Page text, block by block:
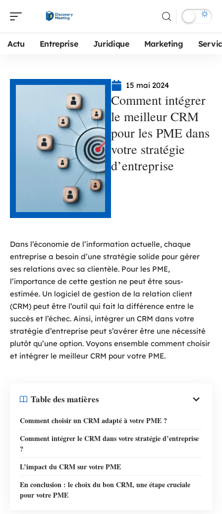
Actu Entreprise Juridique Marketing
15 mai 2024
Comment intégrer
le meilleur CRM
pour les PME dans
votre stratégie
d’entreprise
Dans l’économie de l’information actuelle, chaque
entreprise a besoin d’une stratégie solide pour gérer
ses relations avec sa clientèle. Pour les PME,
l’importance de cette gestion ne peut être sous-
estimée. Un logiciel de gestion de la relation client
(CRM) peut être l’outil qui fait la différence entre le
succès et l’échec. Ainsi, intégrer un CRM dans votre
stratégie d’entreprise peut s’avérer être une nécessité
plutôt qu’une option. Voyons ensemble comment choisir
et intégrer le meilleur CRM pour votre PME.
Table des matières
Comment choisir un CRM adapté à votre PME ?
Comment intégrer le CRM dans votre stratégie d’entreprise
?
L’impact du CRM sur votre PME
En conclusion : le choix du bon CRM, une étape cruciale
pour votre PME